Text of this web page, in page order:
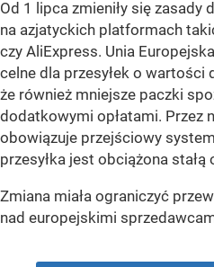
Od 1 lipca zmieniły się zasady
na azjatyckich platformach
czy AliExpress. Unia
celne dla przesyłek o wartości
że również mniejsze paczki
dodatkowymi opłatami. Przez
obowiązuje przejściowy
przesyłka jest obciążona
Zmiana miała ograniczyć
nad europejskimi